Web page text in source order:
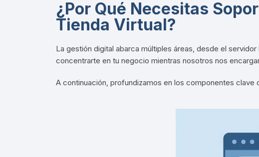
¿Por Qué Necesitas
Tienda Virtual?
La gestión digital abarca múltiples áreas, desde el
concentrarte en tu negocio mientras nosotros nos
A continuación, profundizamos en los componentes